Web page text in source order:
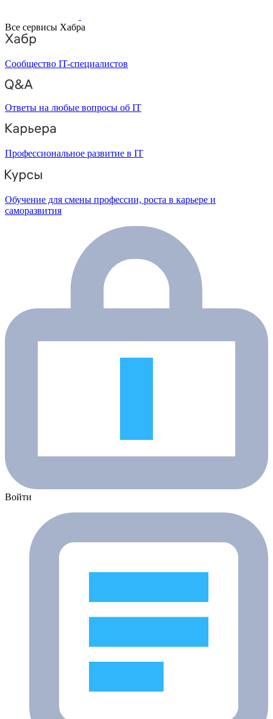
Все сервисы Хабра
Сообщество IT-специалистов
Ответы на любые вопросы об IT
Профессиональное развитие в IT
Обучение для смены профессии, роста в карьере и
саморазвития
Войти